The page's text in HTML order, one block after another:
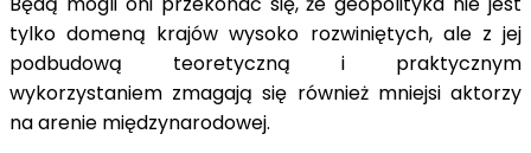
tylko domeną krajów wysoko rozwiniętych, ale z jej
podbudową teoretyczną i praktycznym
wykorzystaniem zmagają się również mniejsi aktorzy
na arenie międzynarodowej.